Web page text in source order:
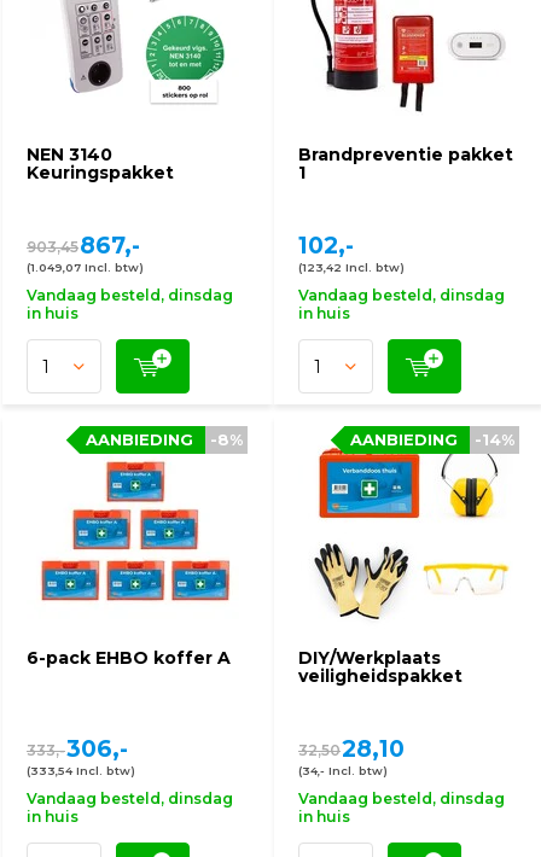
NEN 3140
Keuringspakket
903,45867,-
(1.049,07 Incl. btw)
Vandaag besteld, dinsdag
in huis
Brandpreventie pakket
1
102,-
(123,42 Incl. btw)
Vandaag besteld, dinsdag
in huis
6-pack EHBO koffer A
-8%
AANBIEDING
333,-306,-
(333,54 Incl. btw)
Vandaag besteld, dinsdag
in huis
DIY/Werkplaats
veiligheidspakket
-14%
AANBIEDING
32,5028,10
(34,- Incl. btw)
Vandaag besteld, dinsdag
in huis